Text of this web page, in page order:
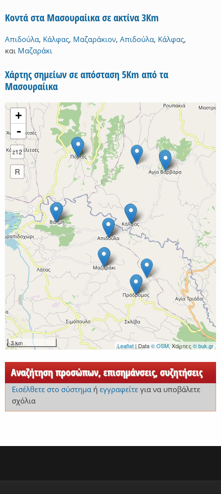
Κοντά στα Μασουραίικα σε ακτίνα 3Km
Απιδούλα, Κάλφας, Μαζαράκιον, Απιδούλα, Κάλφας,
και Μαζαράκι
Χάρτης σημείων σε απόσταση 5Km από τα
Μασουραίικα
+
-
z12
R
3 km Leaflet| Data© OSM, Χάρτες © buk.gr
Αναζήτηση προσώπων, επισημάνσεις, συζητήσεις
Εισέλθετε στο σύστημαή εγγραφείτεγια να υποβάλετε
σχόλια